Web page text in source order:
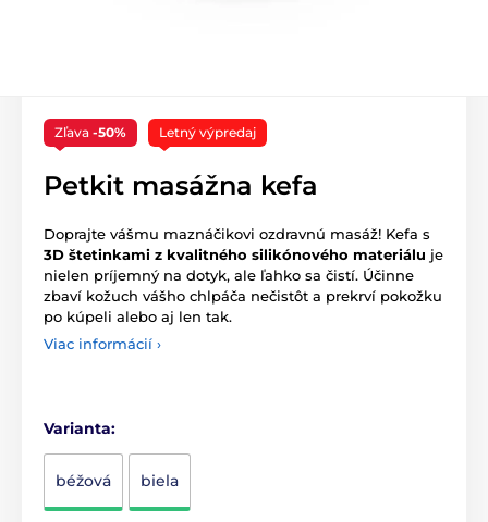
Zľava -50% Letný výpredaj
Petkit masážna kefa
Doprajte vášmu maznáčikovi ozdravnú masáž! Kefa s
3D štetinkami z kvalitného silikónového materiálu je
nielen príjemný na dotyk, ale ľahko sa čistí. Účinne
zbaví kožuch vášho chlpáča nečistôt a prekrví pokožku
po kúpeli alebo aj len tak.
Viac informácií ›
Varianta:
béžová biela